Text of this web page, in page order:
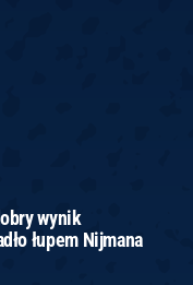
wynik
łupem Nijmana